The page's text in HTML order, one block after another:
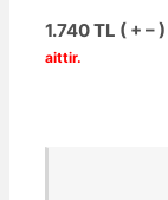
1.740 TL ( + – )
aittir.